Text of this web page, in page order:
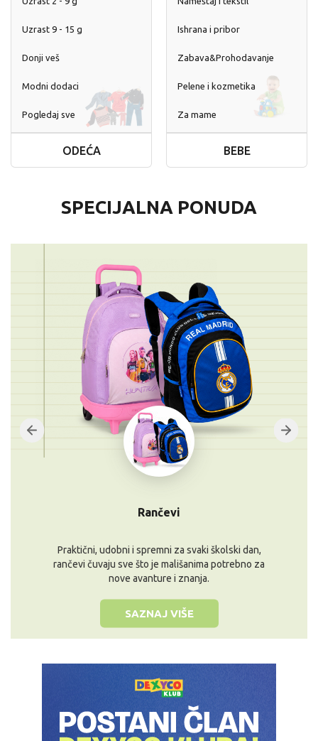
Uzrast 9 - 15 g
Donji veš
Modni dodaci
Pogledaj sve
ODEĆA
Ishrana i pribor
Zabava&Prohodavanje
Pelene i kozmetika
Za mame
BEBE
SPECIJALNA PONUDA
Rančevi
Praktični, udobni i spremni za svaki školski dan,
rančevi čuvaju sve što je mališanima potrebno za
nove avanture i znanja.
SAZNAJ VIŠE